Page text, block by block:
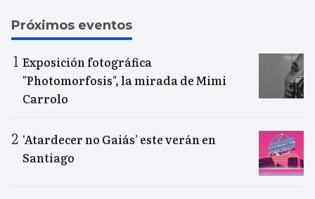
Próximos eventos
Exposición fotográfica
"Photomorfosis", la mirada de Mimi
Carrolo
‘Atardecer no Gaiás’ este verán en
Santiago